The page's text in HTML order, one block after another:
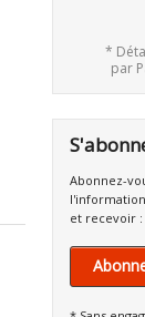
*
par
Abonnez-
et recevoir :